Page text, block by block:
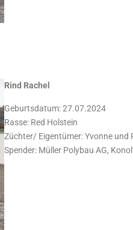
Rind Rachel
Geburtsdatum: 27.07.2024
Rasse: Red Holstein
Züchter/ Eigentümer: Yvonne und
Spender: Müller Polybau AG,